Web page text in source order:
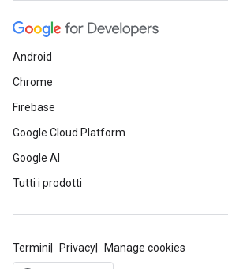
Android
Chrome
Firebase
Google Cloud Platform
Google AI
Tutti i prodotti
Termini Privacy Manage cookies